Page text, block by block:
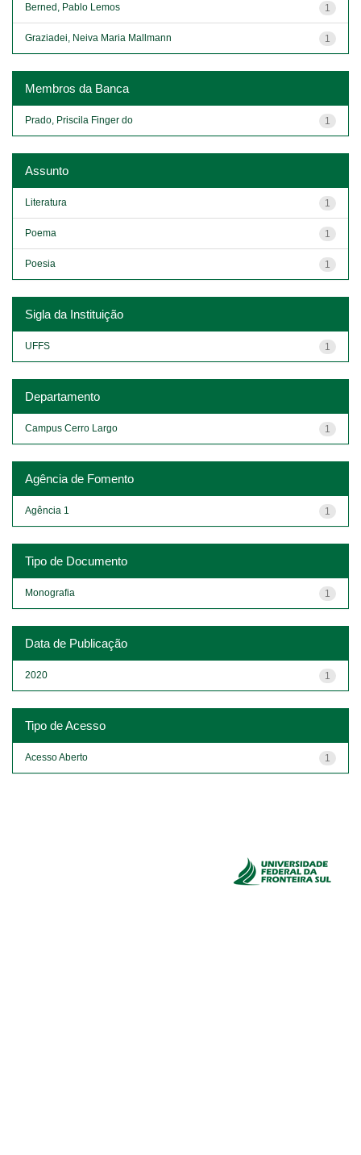
1
Berned, Pablo Lemos
1
Graziadei, Neiva Maria Mallmann
Membros da Banca
1
Prado, Priscila Finger do
Assunto
1
Literatura
1
Poema
1
Poesia
Sigla da Instituição
1
UFFS
Departamento
1
Campus Cerro Largo
Agência de Fomento
1
Agência 1
Tipo de Documento
1
Monografia
Data de Publicação
1
2020
Tipo de Acesso
1
Acesso Aberto